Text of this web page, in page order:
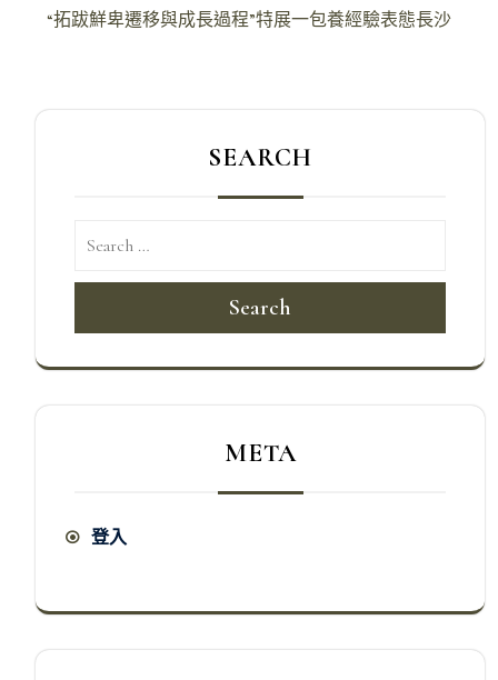
“拓跋鮮卑遷移與成長過程”特展一包養經驗表態長沙
SEARCH
Search
META
登入